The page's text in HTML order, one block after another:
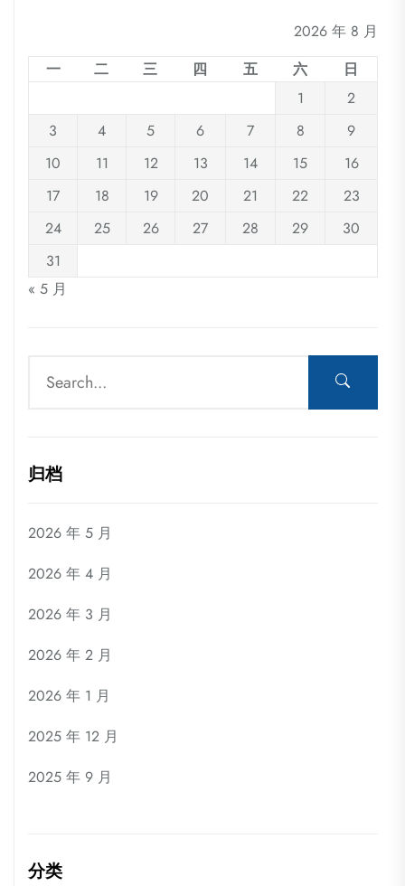
2026 年 8 月
一
二 三 四 五 六
日
1
2
3
4 5 6 7 8
9
10
11 12 13 14 15
16
17
18 19 20 21 22
23
24
25 26 27 28 29
30
31
« 5 月
归档
2026 年 5 月
2026 年 4 月
2026 年 3 月
2026 年 2 月
2026 年 1 月
2025 年 12 月
2025 年 9 月
分类